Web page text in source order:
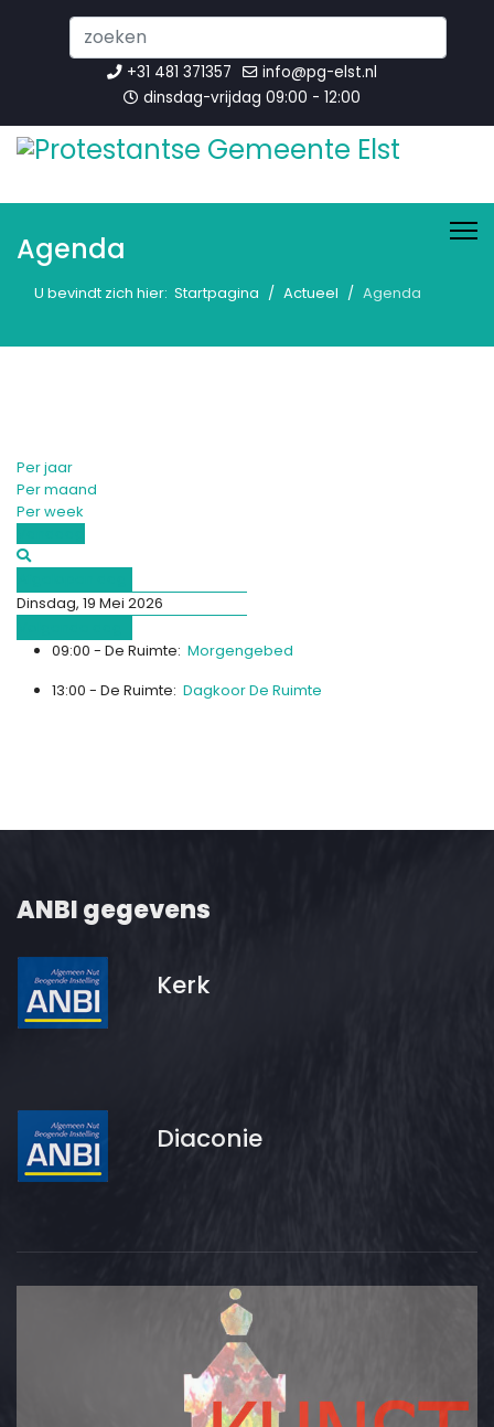
...
+31 481 371357
info@pg-elst.nl
dinsdag-vrijdag 09:00 - 12:00
Agenda
U bevindt zich hier: Startpagina Actueel Agenda
Per jaar
Per maand
Per week
Dinsdag, 19 Mei 2026
09:00 - De Ruimte: Morgengebed
13:00 - De Ruimte: Dagkoor De Ruimte
ANBI gegevens
Kerk
Diaconie